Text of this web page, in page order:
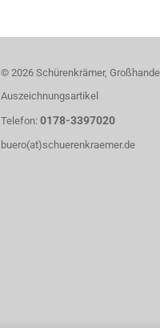
© 2026 Schürenkrämer,
Auszeichnungsartikel
Telefon: 0178-3397020
buero(at)schuerenkraemer.de